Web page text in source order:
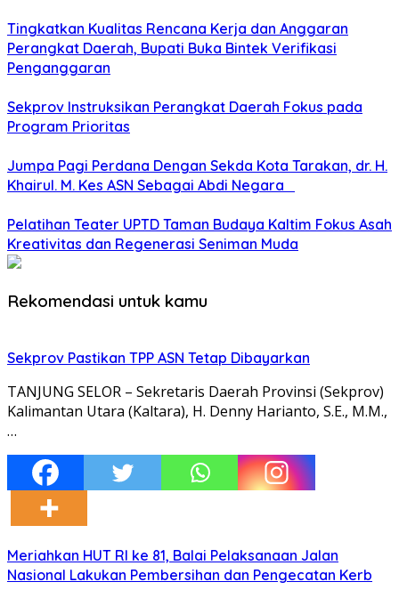
Tingkatkan Kualitas Rencana Kerja dan Anggaran
Perangkat Daerah, Bupati Buka Bintek Verifikasi
Penganggaran
Sekprov Instruksikan Perangkat Daerah Fokus pada
Program Prioritas
Jumpa Pagi Perdana Dengan Sekda Kota Tarakan, dr. H.
Khairul. M. Kes ASN Sebagai Abdi Negara
Pelatihan Teater UPTD Taman Budaya Kaltim Fokus Asah
Kreativitas dan Regenerasi Seniman Muda
Rekomendasi untuk kamu
Sekprov Pastikan TPP ASN Tetap Dibayarkan
TANJUNG SELOR – Sekretaris Daerah Provinsi (Sekprov)
Kalimantan Utara (Kaltara), H. Denny Harianto, S.E., M.M.,
…
Meriahkan HUT RI ke 81, Balai Pelaksanaan Jalan
Nasional Lakukan Pembersihan dan Pengecatan Kerb